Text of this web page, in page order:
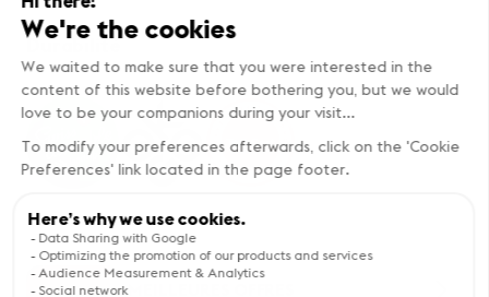
MEILLEURES OFFRES
Durabilité